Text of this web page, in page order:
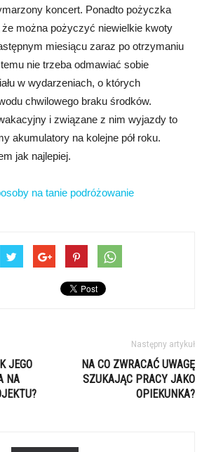
koncert. Ponadto pożyczka
że można pożyczyć niewielkie kwoty
miesiącu zaraz po otrzymaniu
nie trzeba odmawiać sobie
w wydarzeniach, o których
chwilowego braku środków.
i związane z nim wyjazdy to
akumulatory na kolejne pół roku.
jak najlepiej.
na tanie podróżowanie
JEGO
NA
Następny artykuł
NA CO ZWRACAĆ UWAGĘ
SZUKAJĄC PRACY JAKO
OPIEKUNKA?